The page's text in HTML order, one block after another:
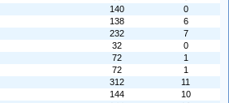
140
0
138
6
232
7
32
0
72
1
72
1
312
11
144
10